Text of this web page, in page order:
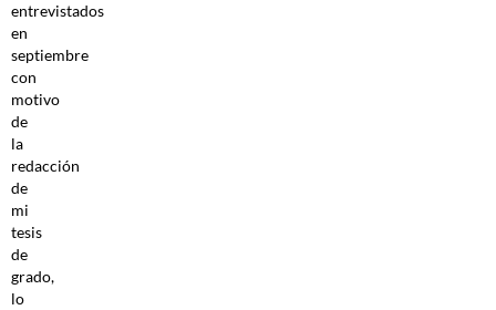
entrevistados
en
septiembre
con
motivo
de
la
redacción
de
mi
tesis
de
grado,
lo